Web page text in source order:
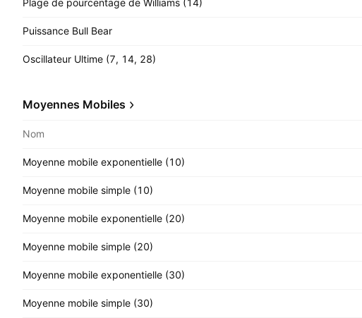
Plage de pourcentage de Williams (14)
Puissance Bull Bear
Oscillateur Ultime (7, 14, 28)
Moyennes Mobiles
Nom
Moyenne mobile exponentielle (10)
Moyenne mobile simple (10)
Moyenne mobile exponentielle (20)
Moyenne mobile simple (20)
Moyenne mobile exponentielle (30)
Moyenne mobile simple (30)